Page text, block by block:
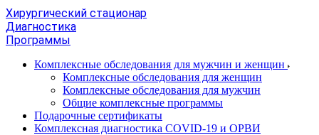
Хирургический стационар
Диагностика
Программы
Комплексные обследования для мужчин и женщин
Комплексные обследования для женщин
Комплексные обследования для мужчин
Общие комплексные программы
Подарочные сертификаты
Комплексная диагностика COVID-19 и ОРВИ